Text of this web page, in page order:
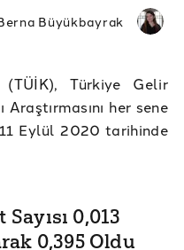
Büyükbayrak
Türkiye Gelir
Araştırmasını her sene
Eylül 2020 tarihinde
Sayısı 0,013
0,395 Oldu